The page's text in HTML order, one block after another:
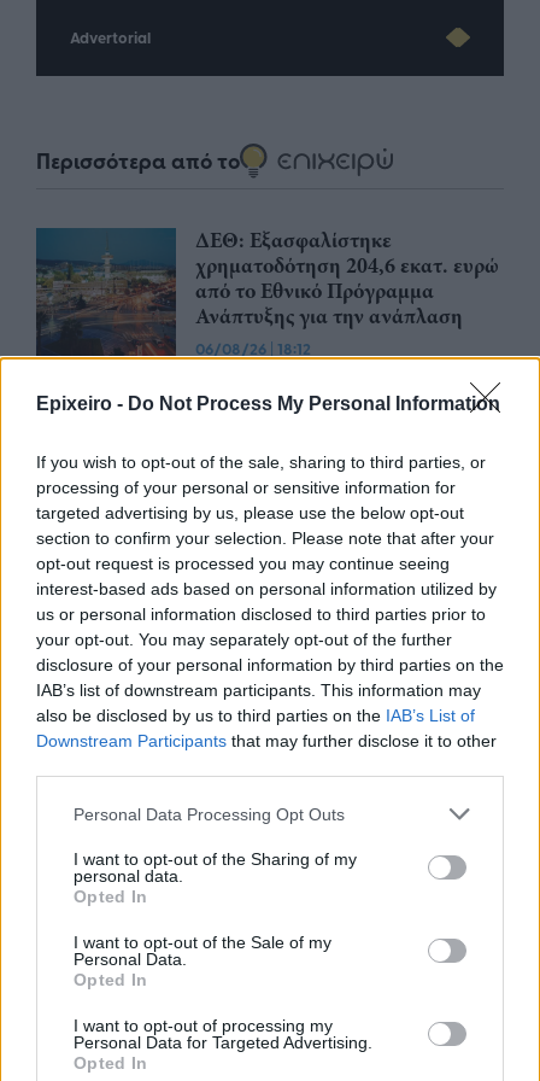
Epixeiro - Do Not Process My Personal Information
If you wish to opt-out of the sale, sharing to third parties, or
processing of your personal or sensitive information for
targeted advertising by us, please use the below opt-out
section to confirm your selection. Please note that after your
opt-out request is processed you may continue seeing
interest-based ads based on personal information utilized by
us or personal information disclosed to third parties prior to
your opt-out. You may separately opt-out of the further
disclosure of your personal information by third parties on the
IAB’s list of downstream participants. This information may
also be disclosed by us to third parties on the IAB’s List of
Downstream Participants that may further disclose it to other
Personal Data Processing Opt Outs
I want to opt-out of the Sharing of my
personal data.
Opted In
I want to opt-out of the Sale of my
Personal Data.
Opted In
I want to opt-out of processing my
Personal Data for Targeted Advertising.
Opted In
Advertorial
Περισσότερα από το
ΔΕΘ: Εξασφαλίστηκε
χρηματοδότηση 204,6 εκατ. ευρώ
από το Εθνικό Πρόγραμμα
Ανάπτυξης για την ανάπλαση
06/08/26 | 18:12
Σαμοθράκη: Σε λειτουργία η
για το ειδικό πρόγραμμα στήριξης
επιχειρήσεων
06/08/26|18:07
Δυτική Αττική: Έργα
αποκατάστασης 113.000
στρεμμάτων μετά την πυρκαγιά –
Παρεμβάσεις πριν τον χειμώνα
06/08/26|15:26
Χρ. Δήμας: Στο Εθνικό
Πρόγραμμα Ανάπτυξης η
αναβάθμιση του Αεροδρομίου
06/08/26 13:11
Υποβλήθηκε επισήμως το αίτημα
ενεργειακής ανθεκτικότητας
Μητσοτάκης – Αγγελούδης: Στο